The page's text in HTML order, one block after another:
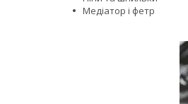
Медіатор і фетр